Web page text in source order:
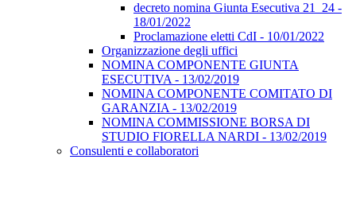
decreto nomina Giunta Esecutiva 21_24 -
18/01/2022
Proclamazione eletti CdI - 10/01/2022
Organizzazione degli uffici
NOMINA COMPONENTE GIUNTA
ESECUTIVA - 13/02/2019
NOMINA COMPONENTE COMITATO DI
GARANZIA - 13/02/2019
NOMINA COMMISSIONE BORSA DI
STUDIO FIORELLA NARDI - 13/02/2019
Consulenti e collaboratori